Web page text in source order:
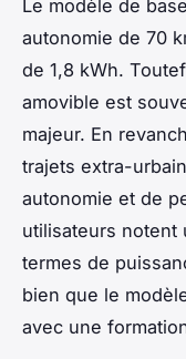
Le modèle de
autonomie de 70
de 1,8 kWh.
amovible est
majeur. En
trajets extra-
autonomie et de
utilisateurs notent
termes de
bien que le
avec une